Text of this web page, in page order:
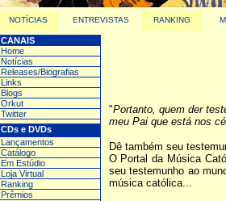
NOTÍCIAS ENTREVISTAS RANKING
CANAIS
Home
Notícias
Releases/Biografias
Links
Blogs
Orkut
Twitter
CDs e DVDs
Lançamentos
Catálogo
Em Estúdio
Loja Virtual
Ranking
Prêmios
"Portanto, quem der
meu Pai que está nos
Dê também seu
O Portal da Música
seu testemunho ao
música católica...